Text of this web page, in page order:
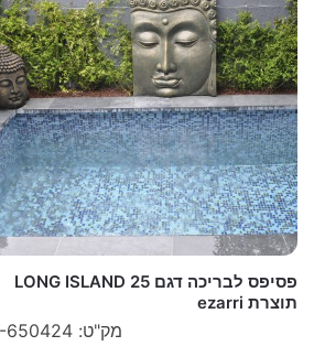
פסיפס לבריכה דגם LONG ISLAND 25
תוצרת ezarri
מק"ט: W-650424